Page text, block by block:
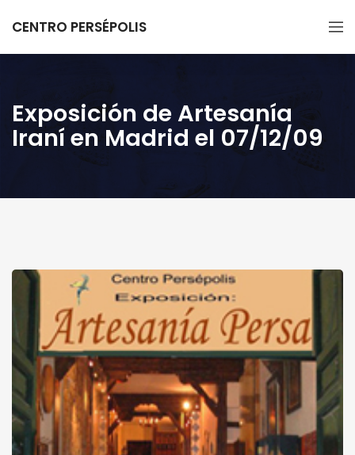
CENTRO PERSÉPOLIS
Exposición de Artesanía
Iraní en Madrid el 07/12/09